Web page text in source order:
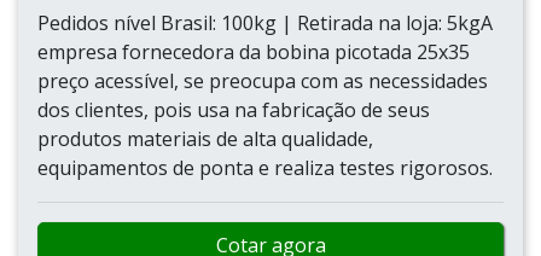
Pedidos nível Brasil: 100kg | Retirada na loja: 5kgA
empresa fornecedora da bobina picotada 25x35
preço acessível, se preocupa com as necessidades
dos clientes, pois usa na fabricação de seus
produtos materiais de alta qualidade,
equipamentos de ponta e realiza testes rigorosos.
Cotar agora